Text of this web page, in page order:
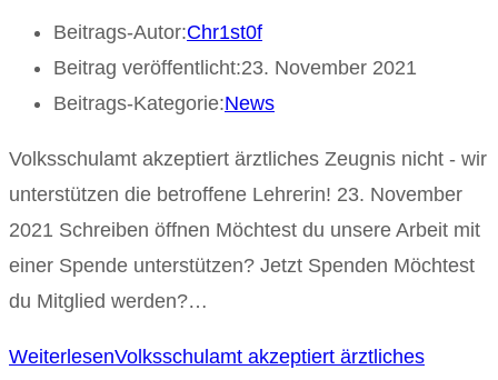
Beitrags-Autor:Chr1st0f
Beitrag veröffentlicht:23. November 2021
Beitrags-Kategorie:News
Volksschulamt akzeptiert ärztliches Zeugnis nicht - wir
unterstützen die betroffene Lehrerin! 23. November
2021 Schreiben öffnen Möchtest du unsere Arbeit mit
einer Spende unterstützen? Jetzt Spenden Möchtest
du Mitglied werden?…
WeiterlesenVolksschulamt akzeptiert ärztliches